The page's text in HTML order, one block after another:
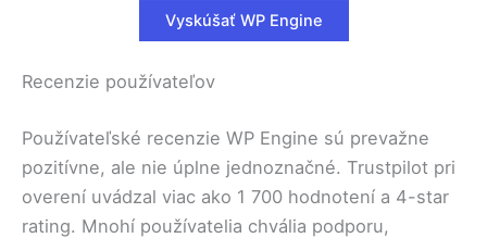
Vyskúšať WP Engine
Recenzie používateľov
Používateľské recenzie WP Engine sú prevažne
pozitívne, ale nie úplne jednoznačné. Trustpilot pri
overení uvádzal viac ako 1 700 hodnotení a 4-star
rating. Mnohí používatelia chvália podporu,